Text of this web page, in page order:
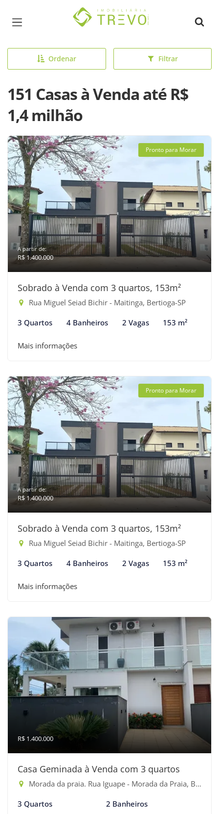
Página inicial
Ordenar Filtrar
151 Casas à Venda até R$
1,4 milhão
Pronto para Morar
A partir de:
R$ 1.400.000
Sobrado à Venda com 3 quartos, 153m²
Rua Miguel Seiad Bichir - Maitinga, Bertioga-SP
3 Quartos 4 Banheiros 2 Vagas 153 m²
Mais informações
Pronto para Morar
A partir de:
R$ 1.400.000
Sobrado à Venda com 3 quartos, 153m²
Rua Miguel Seiad Bichir - Maitinga, Bertioga-SP
3 Quartos 4 Banheiros 2 Vagas 153 m²
Mais informações
R$ 1.400.000
Casa Geminada à Venda com 3 quartos
Morada da praia. Rua Iguape - Morada da Praia, Bertioga-SP
3 Quartos 2 Banheiros